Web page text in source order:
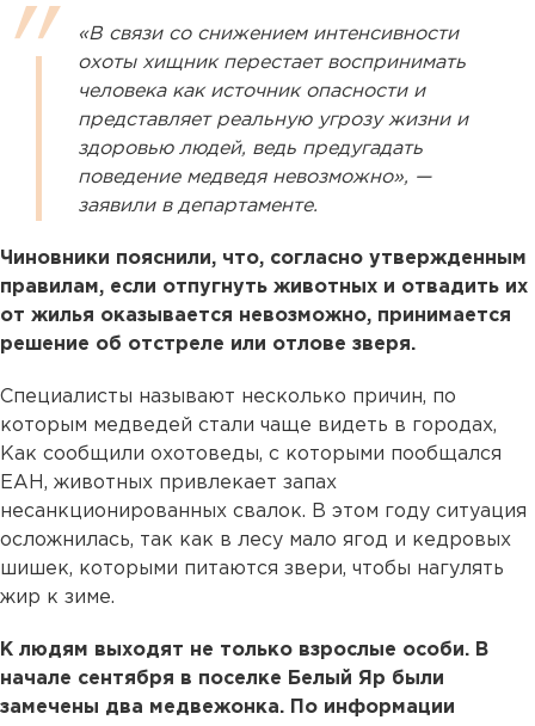
«В связи со снижением интенсивности
охоты хищник перестает воспринимать
человека как источник опасности и
представляет реальную угрозу жизни и
здоровью людей, ведь предугадать
поведение медведя невозможно», —
заявили в департаменте.
Чиновники пояснили, что, согласно утвержденным
правилам, если отпугнуть животных и отвадить их
от жилья оказывается невозможно, принимается
решение об отстреле или отлове зверя.
Специалисты называют несколько причин, по
которым медведей стали чаще видеть в городах,
Как сообщили охотоведы, с которыми пообщался
ЕАН, животных привлекает запах
несанкционированных свалок. В этом году ситуация
осложнилась, так как в лесу мало ягод и кедровых
шишек, которыми питаются звери, чтобы нагулять
жир к зиме.
К людям выходят не только взрослые особи. В
начале сентября в поселке Белый Яр были
замечены два медвежонка. По информации